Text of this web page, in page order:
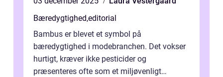
Bæredygtighed,editorial
Bambus er blevet et symbol på
bæredygtighed i modebranchen. Det vokser
hurtigt, kræver ikke pesticider og
præsenteres ofte som et miljøvenligt